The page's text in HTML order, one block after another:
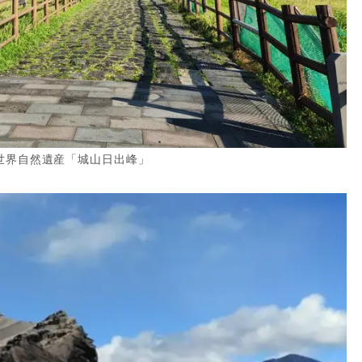
自然遺産「城山日出峰」